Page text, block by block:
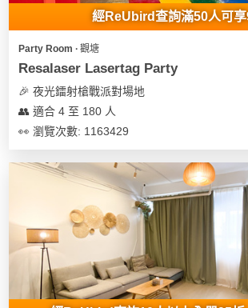
經ReUbird查詢滿50人可
Party Room ∙ 觀塘
Resalaser Lasertag Party
🎉 夜光鐳射槍戰派對場地
👥 適合 4 至 180 人
👀 瀏覽次數: 1163429